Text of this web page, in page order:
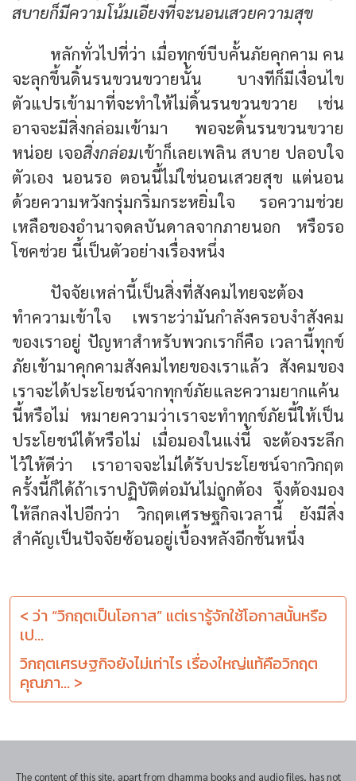
สบายก็มีความโน้มเอียงที่จะนอนเสวยความสุข
หลักทั่วไปที่ว่า เมื่อทุกข์บีบคั้นภัยคุกคาม คน
จะลุกขึ้นดิ้นรนขวนขวายนั้น บางทีก็มีเงื่อนไข
ตัวแปรเข้ามาที่จะทำให้ไม่ดิ้นรนขวนขวาย เช่น
อาจจะมีสิ่งกล่อมเข้ามา พอจะดิ้นรนขวนขวาย
หน่อย เจอสิ่งกล่อมเข้าก็เลยเพลิน สบาย ปลอบใจ
ตัวเอง นอนรอ ตอนนี้ไม่ใช่นอนเสวยสุข แต่นอน
ด้วยความหวังกรุ่มกริ่มกระหยิ่มใจ รอความช่วย
เหลือของอำนาจดลบันดาลจากภายนอก หรือรอ
โชคช่วย นี้เป็นตัวอย่างเรื่องหนึ่ง
ปัจจัยเหล่านี้เป็นสิ่งที่สังคมไทยจะต้อง
ทำความเข้าใจ เพราะว่ามันกำลังครอบงำสังคม
ของเราอยู่ ปัญหาสำหรับพวกเราก็คือ เวลานี้ทุกข์
ภัยเข้ามาคุกคามสังคมไทยของเราแล้ว สังคมของ
เราจะได้ประโยชน์จากทุกข์ภัยและความยากแค้น
นี้หรือไม่ หมายความว่าเราจะทำทุกข์ภัยนี้ให้เป็น
ประโยชน์ได้หรือไม่ เมื่อมองในแง่นี้ จะต้องระลึก
ไว้ให้ดีว่า เราอาจจะไม่ได้รับประโยชน์จากวิกฤต
ครั้งนี้ก็ได้ถ้าเราปฏิบัติต่อมันไม่ถูกต้อง จึงต้องมอง
ให้ลึกลงไปอีกว่า วิกฤตเศรษฐกิจเวลานี้ ยังมีสิ่ง
สำคัญเป็นปัจจัยซ้อนอยู่เบื้องหลังอีกชั้นหนึ่ง
< ว่า “วิกฤตเป็นโอกาส” แต่เรารู้จักใช้โอกาสนั้นหรือ
เป...
วิกฤตเศรษฐกิจยังไม่เท่าไร เรื่องใหญ่แท้คือวิกฤต
คุณภา... >
The content of this site, apart from dhamma books and audio files, has not